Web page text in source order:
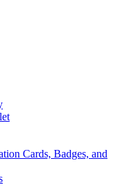
Cards, Badges, and